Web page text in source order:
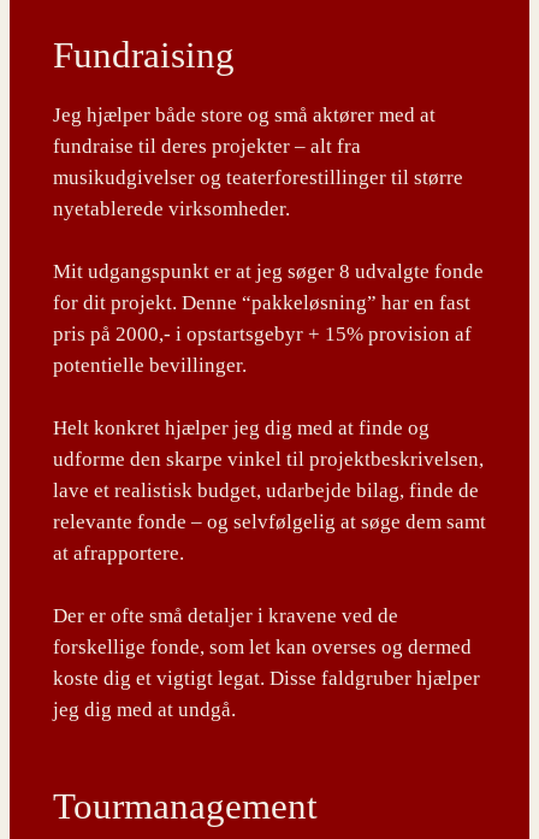
Fundraising
Jeg hjælper både store og små aktører med at
fundraise til deres projekter – alt fra
musikudgivelser og teaterforestillinger til større
nyetablerede virksomheder.
Mit udgangspunkt er at jeg søger 8 udvalgte fonde
for dit projekt. Denne “pakkeløsning” har en fast
pris på 2000,- i opstartsgebyr + 15% provision af
potentielle bevillinger.
Helt konkret hjælper jeg dig med at finde og
udforme den skarpe vinkel til projektbeskrivelsen,
lave et realistisk budget, udarbejde bilag, finde de
relevante fonde – og selvfølgelig at søge dem samt
at afrapportere.
Der er ofte små detaljer i kravene ved de
forskellige fonde, som let kan overses og dermed
koste dig et vigtigt legat. Disse faldgruber hjælper
jeg dig med at undgå.
Tourmanagement